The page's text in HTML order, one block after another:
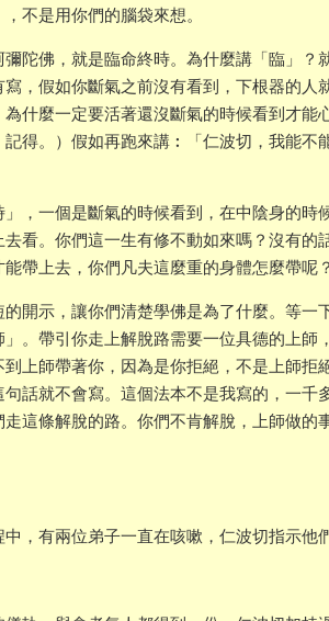
不是用你們的腦袋來想。
陀佛，就是臨命終時。為什麼講「臨」？
，假如你斷氣之前沒有看到，下根器的人
什麼一定要活著還沒斷氣的時候看到才能
得。）假如再跑來講︰「仁波切，我能不
，一個是斷氣的時候看到，在中陰身的時
看。你們這一生有修不動如來嗎？沒有的
帶上去，你們凡夫這麼重的身體怎麼帶呢
開示，讓你們清楚學佛是為了什麼。等一
。帶引你走上解脫路需要一位具德的上師
上師帶著你，因為是你拒絕，不是上師拒
話就不會寫。這個法本不是我寫的，一千
這條解脫的路。你們不肯解脫，上師做的
中，有兩位弟子一直在咳嗽，仁波切指示他